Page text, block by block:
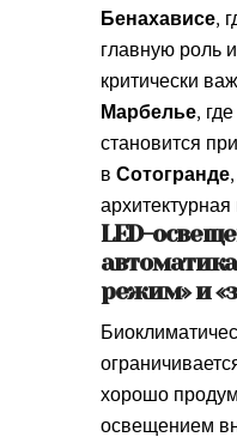
Бенахависе,
главную роль
критически
Марбелье,
становится
в Сотогранде
LED-
режим» и
хорошо
освещением